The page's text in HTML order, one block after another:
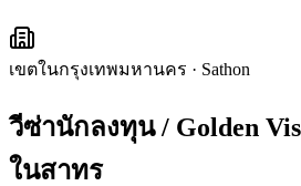
เขตในกรุงเทพมหานคร · Sathon
วีซ่านักลงทุน / Golden
ในสาทร